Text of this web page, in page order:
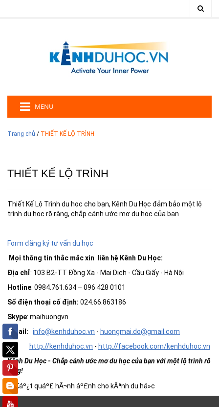
MENU
Trang chủ / THIẾT KẾ LỘ TRÌNH
THIẾT KẾ LỘ TRÌNH
Thiết Kế Lộ Trình du học cho bạn, Kênh Du Học đảm bảo một lộ
trình du học rõ ràng, chắp cánh ước mơ du học của bạn
Form đăng ký tư vấn du học
Mọi thông tin thắc mắc xin liên hệ Kênh Du Học:
Địa chỉ: 103 B2-TT Đồng Xa - Mai Dịch - Cầu Giấy - Hà Nội
Hotline: 0984.761.634 – 096 428 0101
Số điện thoại cố định: 024.66.863186
Skype: maihuongvn
Email: info@kenhduhoc.vn - huongmai .do@gmail.com
http://kenhduhoc.vn - http://facebook.com/kenhduhoc.vn
Kênh Du Học - Chắp cánh ước mơ du học của bạn với một lộ trình rõ
ràng!